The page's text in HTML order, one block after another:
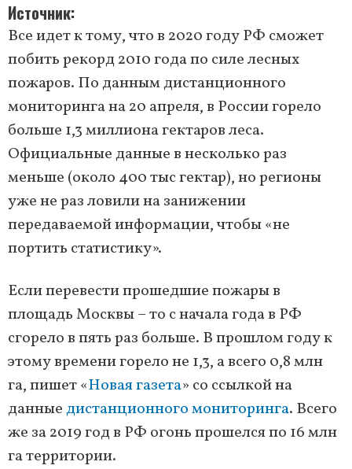
Источник
Все идет к тому, что в 2020 году РФ сможет
побить рекорд 2010 года по силе лесных
пожаров. По данным дистанционного
мониторинга на 20 апреля, в России горело
больше 1,3 миллиона гектаров леса.
Официальные данные в несколько раз
меньше (около 400 тыс гектар), но регионы
уже не раз ловили на занижении
передаваемой информации, чтобы «не
портить статистику».
Если перевести прошедшие пожары в
площадь Москвы – то с начала года в РФ
сгорело в пять раз больше. В прошлом году к
этому времени горело не 1,3, а всего 0,8 млн
га, пишет «Новая газета» со ссылкой на
данныедистанционного мониторинга. Всего
же за 2019 год в РФ огонь прошелся по 16 млн
га территории.